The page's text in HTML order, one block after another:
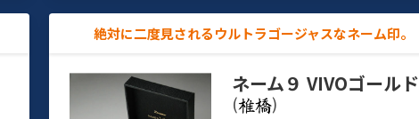
絶対に二度見されるウルトラゴージャスなネーム印。
ネーム９ VIVOゴールド
(
)